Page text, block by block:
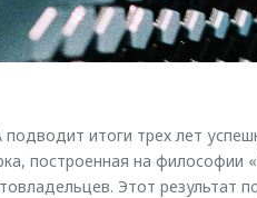
итоги трех лет
построенная на философии
Этот результат